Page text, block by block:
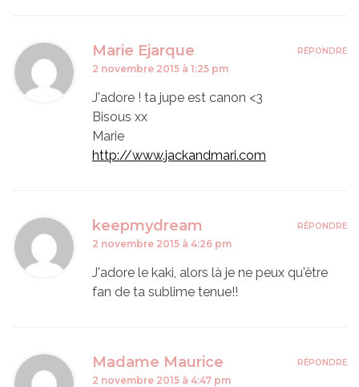
Marie Ejarque
2 novembre 2015 à 1:25 pm
J'adore ! ta jupe est canon <3
Bisous xx
Marie
http://www.jackandmari.com
RÉPONDRE
keepmydream
2 novembre 2015 à 4:26 pm
J'adore le kaki, alors là je ne peux qu'être
fan de ta sublime tenue!!
RÉPONDRE
Madame Maurice
2 novembre 2015 à 4:47 pm
RÉPONDRE